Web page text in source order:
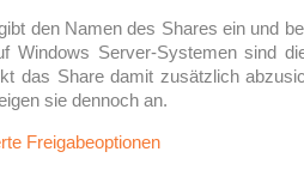
den Namen des Shares ein und
Windows Server-Systemen sind
das Share damit zusätzlich
sie dennoch an.